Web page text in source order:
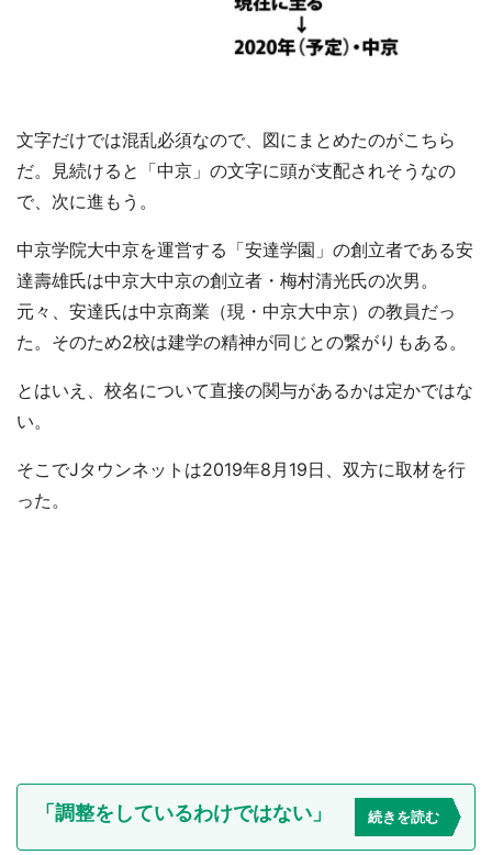
文字だけでは混乱必須なので、図にまとめたのがこちら
だ。見続けると「中京」の文字に頭が支配されそうなの
で、次に進もう。
中京学院大中京を運営する「安達学園」の創立者である安
達壽雄氏は中京大中京の創立者・梅村清光氏の次男。
元々、安達氏は中京商業（現・中京大中京）の教員だっ
た。そのため2校は建学の精神が同じとの繋がりもある。
とはいえ、校名について直接の関与があるかは定かではな
い。
そこでJタウンネットは2019年8月19日、双方に取材を行
った。
「調整をしているわけではない」 続きを読む